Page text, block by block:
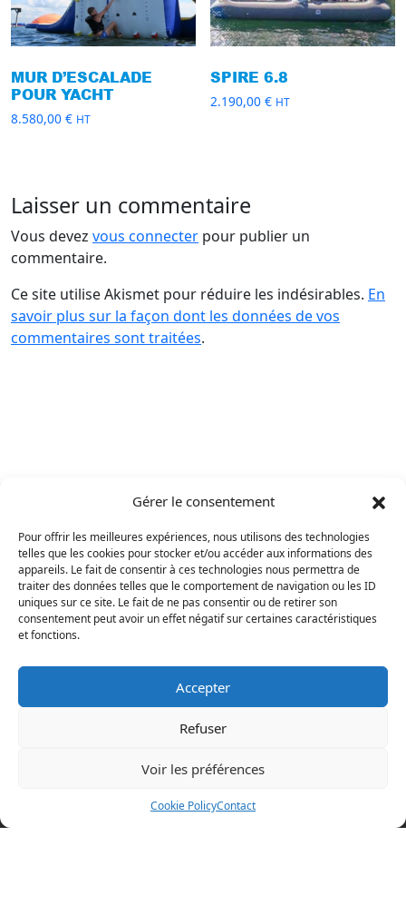
Gérer le consentement
Pour offrir les meilleures expériences, nous utilisons des technologies
telles que les cookies pour stocker et/ou accéder aux informations des
appareils. Le fait de consentir à ces technologies nous permettra de
traiter des données telles que le comportement de navigation ou les ID
uniques sur ce site. Le fait de ne pas consentir ou de retirer son
consentement peut avoir un effet négatif sur certaines caractéristiques
et fonctions.
Accepter
Refuser
Voir les préférences
Cookie PolicyContact
MUR D’ESCALADE
POUR YACHT
8.580,00 € HT
SPIRE 6.8
2.190,00€ HT
Laisser un commentaire
Vous devez vous connecter pour publier un
commentaire.
Ce site utilise Akismet pour réduire les indésirables. En
savoir plus sur la façon dont les données de vos
commentaires sont traitées.
Politique en matière de cookies